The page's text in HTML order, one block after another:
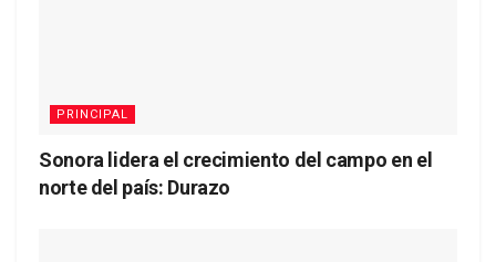
PRINCIPAL
Sonora lidera el crecimiento del campo en el
norte del país: Durazo